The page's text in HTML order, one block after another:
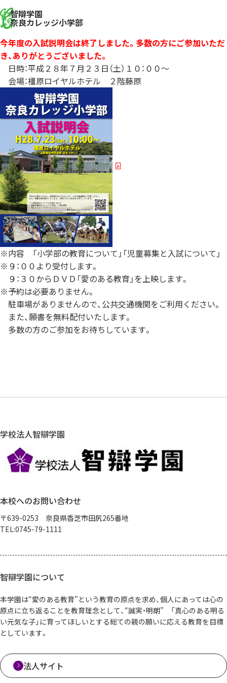
智辯学園
奈良カレッジ小学部
今年度の入試説明会は終了しました。多数の方にご参加いただ
き、ありがとうございました。
日時：平成２８年７月２３日（土）１０：００～
会場：橿原ロイヤルホテル ２階藤原
※内容 「小学部の教育について」「児童募集と入試について」
※９：００より受付します。
９：３０からＤＶＤ「愛のある教育」を上映します。
※予約は必要ありません。
駐車場がありませんので、公共交通機関をご利用ください。
また、願書を無料配付いたします。
多数の方のご参加をお待ちしています。
学校法人智辯学園
本校へのお問い合わせ
〒639-0253 奈良県香芝市田尻265番地
TEL:0745-79-1111
智辯学園について
本学園は“愛のある教育”という教育の原点を求め、個人にあっては心の
原点に立ち返ることを教育理念として、“誠実・明朗” 「真心のある明る
い元気な子」に育ってほしいとする総ての親の願いに応える教育を目標
としています。
法人サイト